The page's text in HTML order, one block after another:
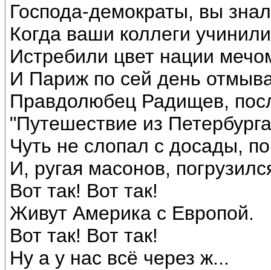
Господа-демократы, вы
Когда ваши коллеги
Истребили цвет нации
И Париж по сей день
Правдолюбец Радищев,
"Путешествие из
Чуть не слопал с досады,
И, ругая масонов,
Вот так! Вот так!
Живут Америка с Европой.
Вот так! Вот так!
Ну а у нас всё через ж...